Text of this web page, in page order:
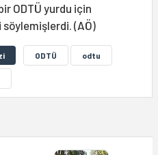
ODTÜ yurdu için
(AÖ)
ODTÜ odtu